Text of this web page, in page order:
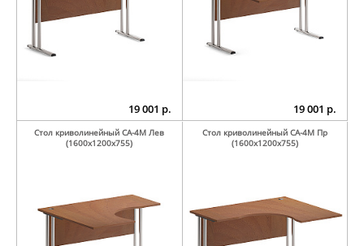
19 001 р. 19 001 р.
Стол криволинейный СА-4М Лев
(1600х1200х755)
Стол криволинейный СА-4М Пр
(1600х1200х755)